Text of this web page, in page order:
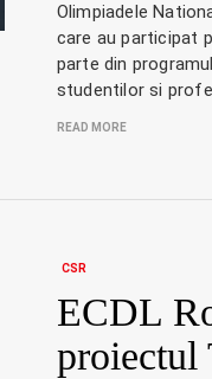
Olimpiadele
care au participat
parte din
studentilor si
READ MORE
CSR
ECDL
proiectul